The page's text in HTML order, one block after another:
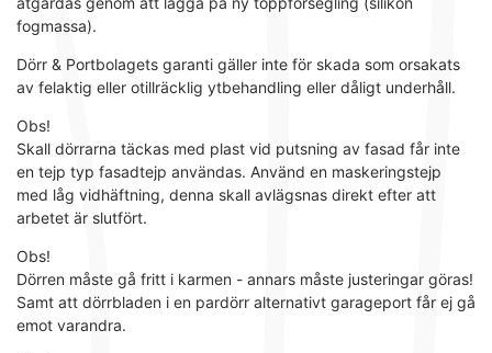
fogmassa).
Dörr & Portbolagets garanti gäller inte för skada som orsakats
av felaktig eller otillräcklig ytbehandling eller dåligt underhåll.
Obs!
Skall dörrarna täckas med plast vid putsning av fasad får inte
en tejp typ fasadtejp användas. Använd en maskeringstejp
med låg vidhäftning, denna skall avlägsnas direkt efter att
arbetet är slutfört.
Obs!
Dörren måste gå fritt i karmen - annars måste justeringar göras!
Samt att dörrbladen i en pardörr alternativt garageport får ej gå
emot varandra.